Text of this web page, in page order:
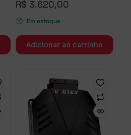
R$ 3.620,00
Em estoque
Adicionar ao carrinho